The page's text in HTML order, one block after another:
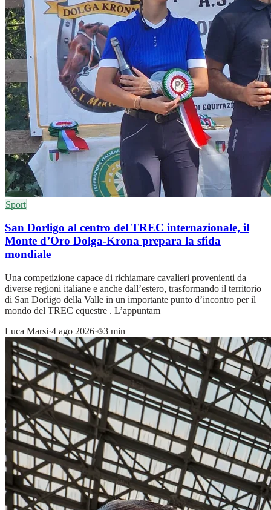
Sport
San Dorligo al centro del TREC internazionale, il
Monte d’Oro Dolga-Krona prepara la sfida
mondiale
Una competizione capace di richiamare cavalieri provenienti da
diverse regioni italiane e anche dall’estero, trasformando il territorio
di San Dorligo della Valle in un importante punto d’incontro per il
mondo del TREC equestre . L’appuntam
Luca Marsi·4 ago 2026· 3 min